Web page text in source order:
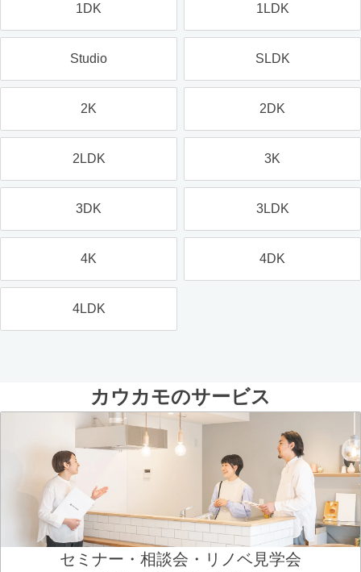
1DK 1LDK
Studio SLDK
2K 2DK
2LDK 3K
3DK 3LDK
4K 4DK
4LDK
カウカモのサービス
セミナー・相談会・リノベ見学会